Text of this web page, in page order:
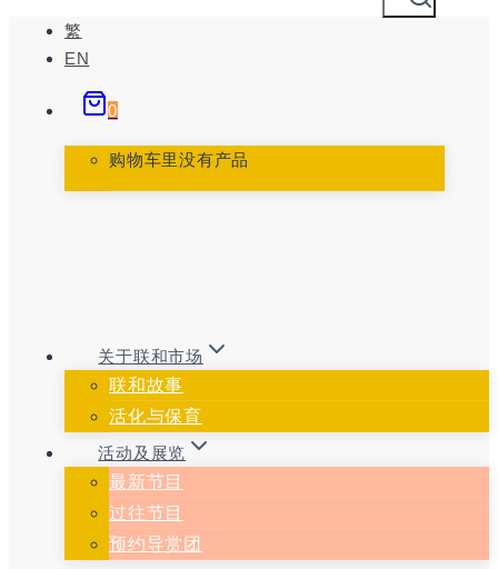
繁
EN
0
购物车里没有产品
关于联和市场
联和故事
活化与保育
活动及展览
最新节目
过往节目
预约导赏团